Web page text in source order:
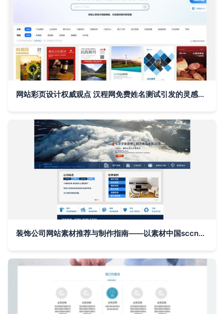
网站彩页设计权威观点 汉程网免费姓名测试引发的灵感更新
装饰公司网站素材推荐与制作指南——以素材中国sccnn.com为例打造专业企业宣传网站